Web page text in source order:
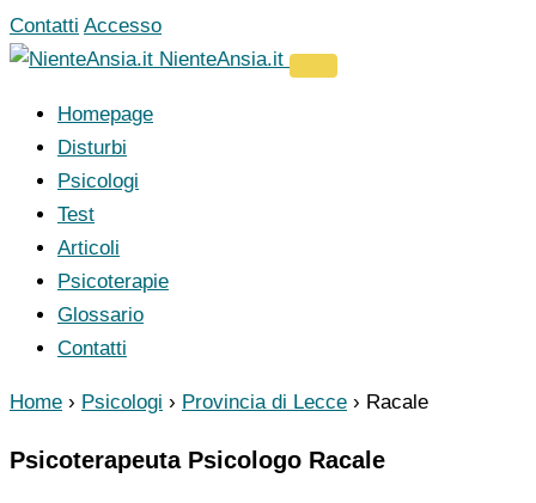
Vai
al
Contatti Accesso
NienteAnsia.it
Homepage
Disturbi
Psicologi
Test
Articoli
Psicoterapie
Glossario
Contatti
Home › Psicologi › Provincia di Lecce › Racale
Psicoterapeuta Psicologo Racale